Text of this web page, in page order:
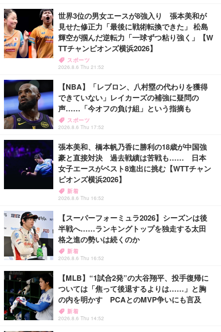
世界3位の男女エースが8強入り 張本美和が
見せた修正力「最後に戦術転換できた」 松島
輝空が掴んだ逆転力「一球ずつ粘り強く」【W
TTチャンピオンズ横浜2026】
スポーツ
2026.8.6 Thu 21:52
【NBA】「レブロン、八村塁の代わりを獲得
できていない」レイカーズの補強に疑問の
声……「今オフの負け組」という指摘も
スポーツ
2026.8.6 Thu 17:52
張本美和、橋本帆乃香に勝利の18歳が中国強
豪と直接対決 過去戦績は苦戦も…… 日本
女子エースがベスト8進出に挑む【WTTチャン
ピオンズ横浜2026】
新着
2026.8.6 Thu 16:52
【スーパーフォーミュラ2026】シーズンは後
半戦へ……ランキングトップを独走する太田
格之進の勢いは続くのか
新着
2026.8.6 Thu 16:52
【MLB】“1試合2発”の大谷翔平、投手復帰に
ついては「焦って後退するよりは……」と胸
の内を明かす PCAとのMVP争いにも言及
新着
2026.8.6 Thu 14:52